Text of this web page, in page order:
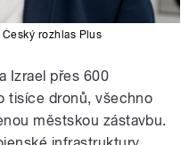
Český rozhlas Plus
Izrael přes 600
tisíce dronů, všechno
městskou zástavbu.